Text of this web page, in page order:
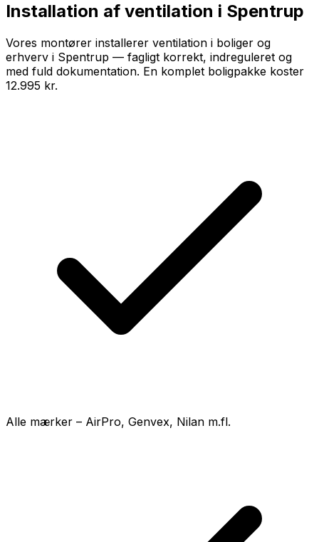
Installation af ventilation i Spentrup
Vores montører installerer ventilation i boliger og
erhverv i Spentrup — fagligt korrekt, indreguleret og
med fuld dokumentation. En komplet boligpakke koster
12.995 kr.
Alle mærker – AirPro, Genvex, Nilan m.fl.